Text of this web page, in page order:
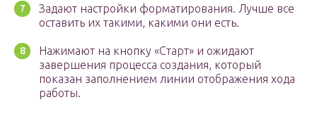
Задают настройки форматирования. Лучше все
оставить их такими, какими они есть.
Нажимают на кнопку «Старт» и ожидают
завершения процесса создания, который
показан заполнением линии отображения хода
работы.